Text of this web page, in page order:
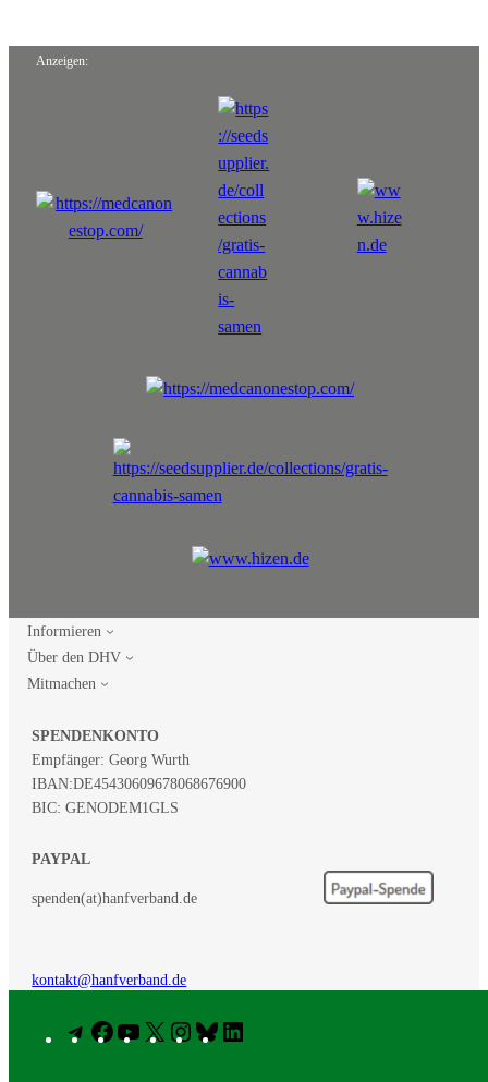
Anzeigen:
Informieren
Über den DHV
Mitmachen
SPENDENKONTO
Empfänger: Georg Wurth
IBAN:DE45430609678068676900
BIC: GENODEM1GLS
PAYPAL
spenden(at)hanfverband.de
kontakt@hanfverband.de
presse@hanfverband.de
Telegram
Facebook
YouTube
X Instagram
Bluesky